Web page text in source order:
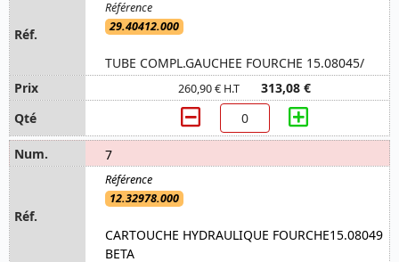
29.40412.000
TUBE COMPL.GAUCHEE FOURCHE 15.08045/
260,90 € H.T 313,08 €
7
12.32978.000
CARTOUCHE HYDRAULIQUE FOURCHE15.08049
BETA